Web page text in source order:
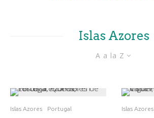
Islas Azores
A a la Z
Islas Azores Portugal Islas Azores